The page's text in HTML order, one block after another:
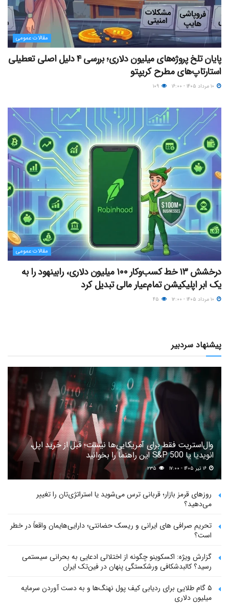
مقالات عمومی
پایان تلخ پروژه‌های میلیون دلاری؛ بررسی ۴ دلیل اصلی تعطیلی
استارتاپ‌های مطرح کریپتو
مقالات عمومی
درخشش ۱۳ خط کسب‌وکار ۱۰۰ میلیون دلاری، رابینهود را به
یک ابر اپلیکیشن تمام‌عیار مالی تبدیل کرد
پیشنهاد سردبیر
وال‌استریت فقط برای آمریکایی‌ها نیست؛ قبل از خرید اپل،
انویدیا یا S&P 500 این راهنما را بخوانید
۲۳۵
روزهای قرمز بازار؛ قربانی ترس می‌شوید یا استراتژی‌تان را تغییر
می‌دهید؟
تحریم صرافی های ایرانی و ریسک حضانتی؛ دارایی‌هایمان واقعاً در خطر
است؟
گزارش ویژه: اکسکوینو چگونه از اختلالی ادعایی به بحرانی سیستمی
رسید؟ کالبدشکافی ورشکستگی پنهان در فین‌تک ایران
۵ گام طلایی برای ردیابی کیف پول‌ نهنگ‌ها و به دست آوردن سرمایه
میلیون دلاری